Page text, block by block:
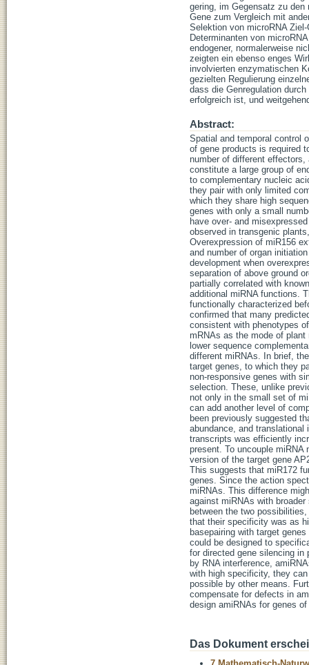
gering, im Gegensatz zu
Gene zum Vergleich mit
Selektion von microRNA
Determinanten von
endogener, normalerweise
zeigten ein ebenso enges
involvierten enzymatischen
gezielten Regulierung
dass die Genregulation
erfolgreich ist, und
Abstract:
Spatial and temporal control
of gene products is required
number of different
constitute a large group of
to complementary nucleic
they pair with only limited
which they share high
genes with only a small
have over- and
observed in transgenic
Overexpression of miR156
and number of organ
development when
separation of above ground
partially correlated with
additional miRNA functions.
functionally characterized
confirmed that many
consistent with phenotypes
mRNAs as the mode of
lower sequence
different miRNAs. In brief,
target genes, to which they
non-responsive genes with
selection. These, unlike
not only in the small set of
can add another level of
been previously suggested
abundance, and
transcripts was efficiently
present. To uncouple
version of the target gene
This suggests that miR172
genes. Since the action
miRNAs. This difference
against miRNAs with
between the two
that their specificity was as
basepairing with target
could be designed to
for directed gene silencing
by RNA interference,
with high specificity, they
possible by other means.
compensate for defects in
design amiRNAs for genes
Das Dokument